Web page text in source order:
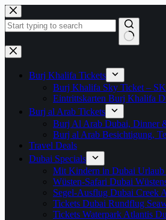
Zum
Inhalt
springen
Keine
Ergebnisse
Burj Khalifa Tickets
Burj Khalifa Sky Ticket –
Eintrittskarten Burj Khalifa
Burj al Arab Tickets
Burj Al Arab Dubai, Dinner
Burj al Arab Besichtigung,
Travel Deals
Dubai Specials
Mit Kindern in Dubai Urlaub
Wüsten-Safari Dubai
Segel-Ausflug Dubai Creek
Tickets Dubai Rundflug
Tickets Waterpark Atlantis